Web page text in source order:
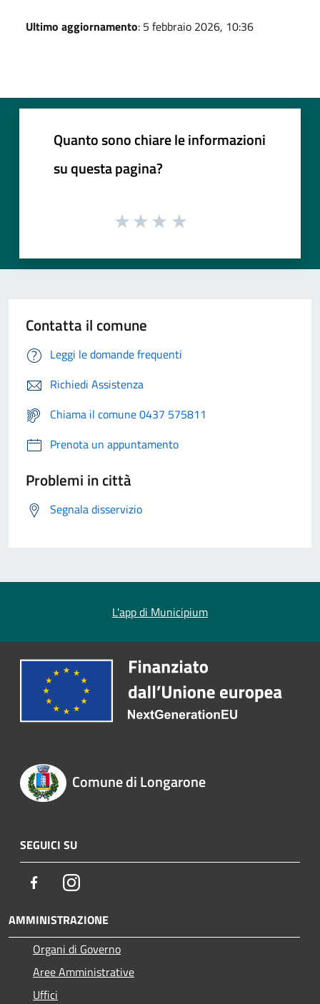
Ultimo aggiornamento: 5 febbraio 2026, 10:36
Quanto sono chiare le informazioni
su questa pagina?
Contatta il comune
Leggi le domande frequenti
Richiedi Assistenza
Chiama il comune 0437 575811
Prenota un appuntamento
Problemi in città
Segnala disservizio
L'app di Municipium
Comune di Longarone
SEGUICI SU
FacebookInstagram
AMMINISTRAZIONE
Organi di Governo
Aree Amministrative
Uffici